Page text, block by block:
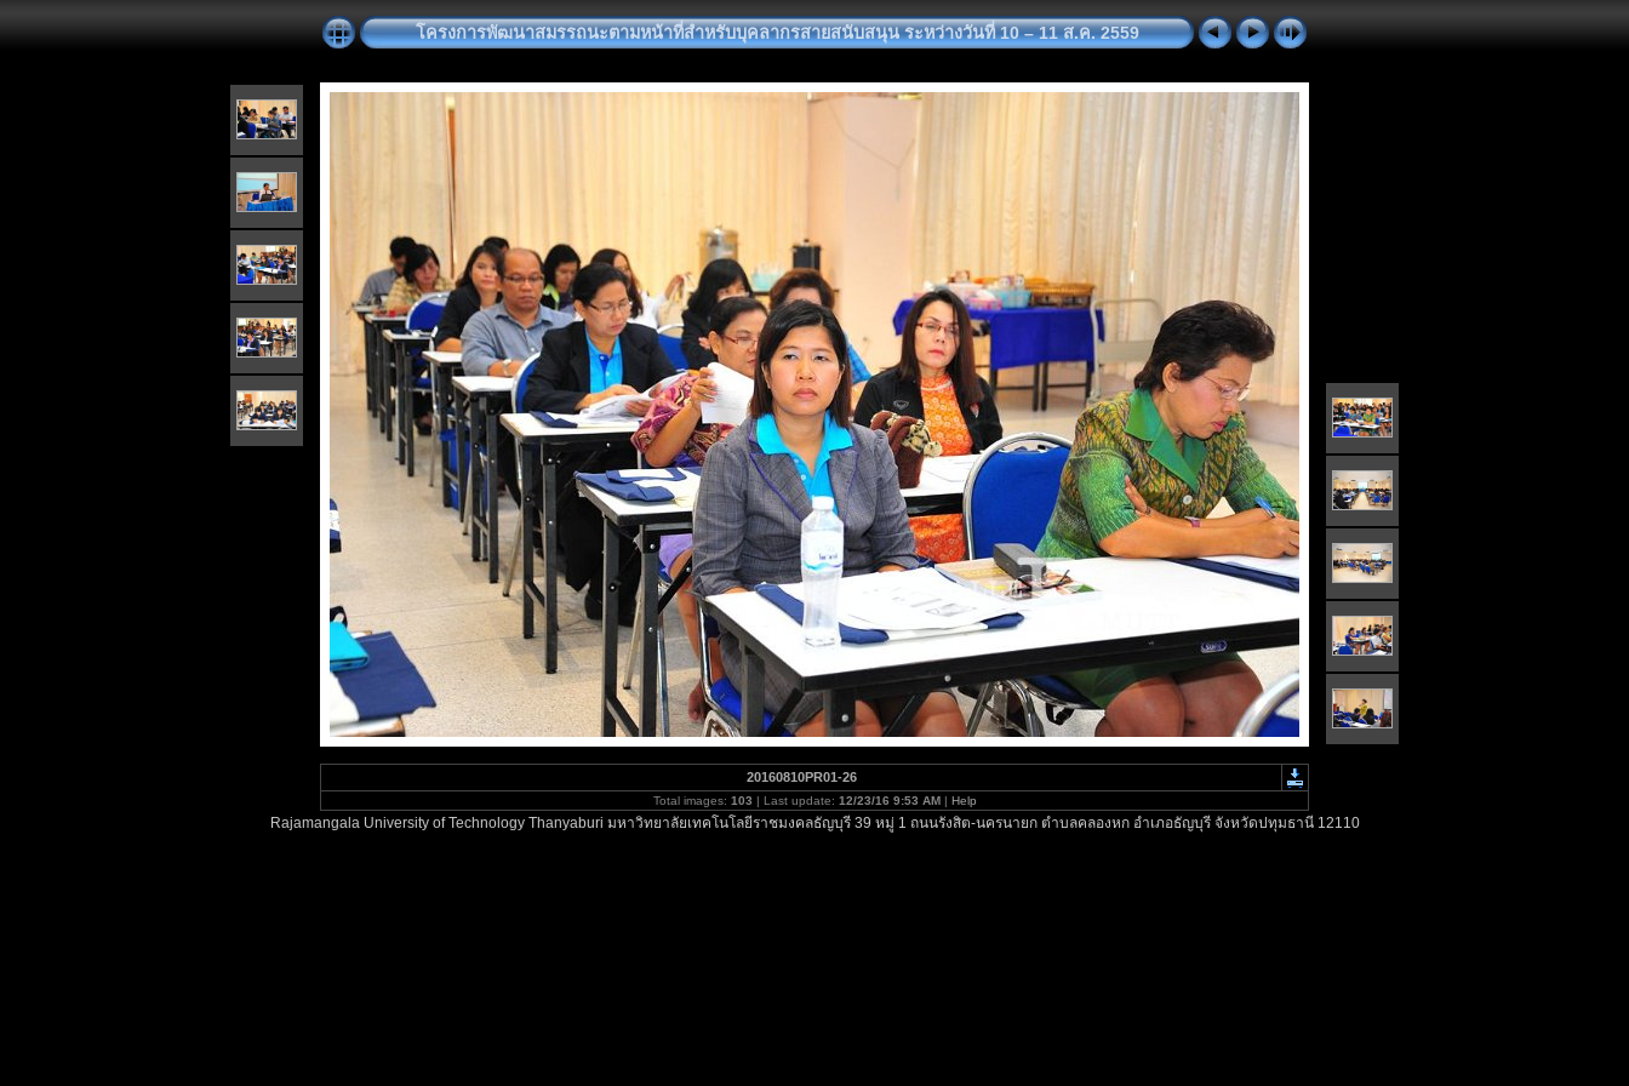
โครงการพัฒนาสมรรถนะตามหน้าที่สำหรับบุคลากรสายสนับสนุน ระหว่างวันที่ 10 – 11 ส.ค. 2559
20160810PR01-26
Total images: 103 | Last update: 12/23/16 9:53 AM| Help
Rajamangala University of Technology Thanyaburi มหาวิทยาลัยเทคโนโลยีราชมงคลธัญบุรี 39 หมู่ 1 ถนนรังสิต-นครนายก ตำบลคลองหก อำเภอธัญบุรี จังหวัดปทุมธานี 12110